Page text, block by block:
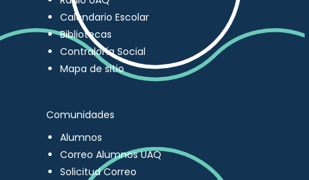
Calendario Escolar
Bibliotecas
Contraloría Social
Mapa de sitio
Comunidades
Alumnos
Correo Alumnos UAQ
Solicitud Correo